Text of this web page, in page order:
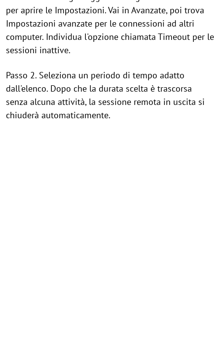
per aprire le Impostazioni. Vai in Avanzate, poi trova
Impostazioni avanzate per le connessioni ad altri
computer. Individua l'opzione chiamata Timeout per le
sessioni inattive.
Passo 2. Seleziona un periodo di tempo adatto
dall'elenco. Dopo che la durata scelta è trascorsa
senza alcuna attività, la sessione remota in uscita si
chiuderà automaticamente.